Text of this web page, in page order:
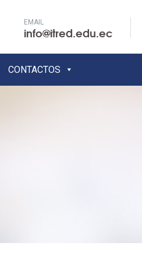
EMAIL
info@itred.edu.ec
CONTACTOS